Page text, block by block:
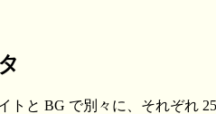
トと BG で別々に、それぞれ